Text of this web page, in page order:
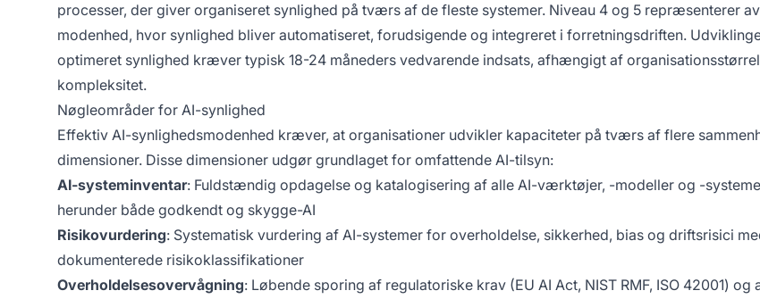
processer, der giver organiseret synlighed på tværs af de fleste systemer. Niveau 4 og 5 repræsenterer
modenhed, hvor synlighed bliver automatiseret, forudsigende og integreret i forretningsdriften.
optimeret synlighed kræver typisk 18-24 måneders vedvarende indsats, afhængigt af
kompleksitet.
Nøgleområder for AI-synlighed
Effektiv AI-synlighedsmodenhed kræver, at organisationer udvikler kapaciteter på tværs af flere
dimensioner. Disse dimensioner udgør grundlaget for omfattende AI-tilsyn:
AI-systeminventar: Fuldstændig opdagelse og katalogisering af alle AI-værktøjer, -modeller og -
herunder både godkendt og skygge-AI
Risikovurdering: Systematisk vurdering af AI-systemer for overholdelse, sikkerhed, bias og driftsrisici
dokumenterede risikoklassifikationer
Overholdelsesovervågning: Løbende sporing af regulatoriske krav (EU AI Act, NIST RMF, ISO 42001) og